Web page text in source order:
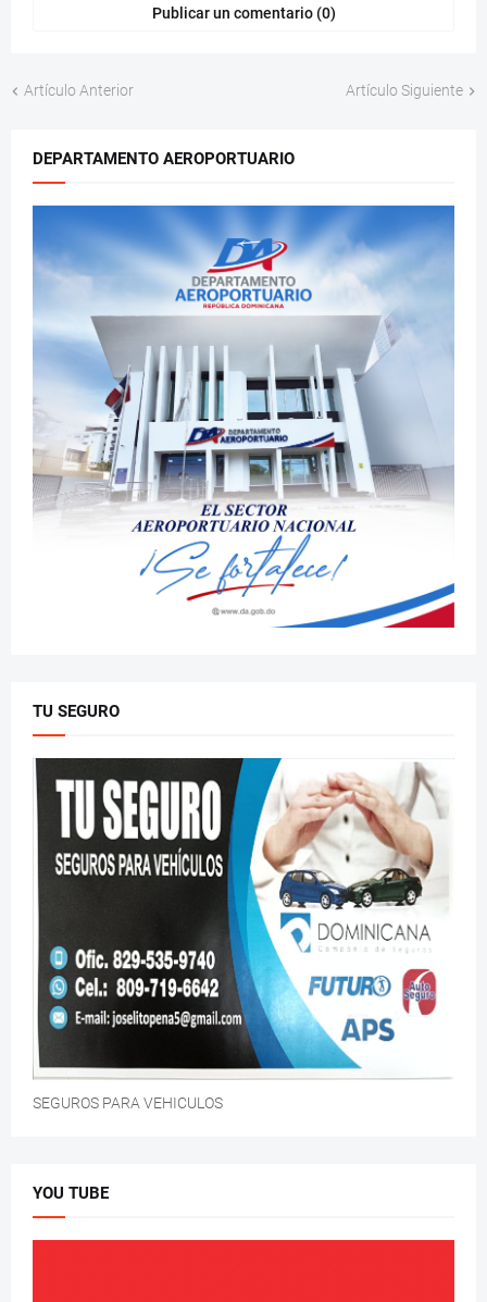
Publicar un comentario (0)
Artículo Anterior Artículo Siguiente
DEPARTAMENTO AEROPORTUARIO
TU SEGURO
SEGUROS PARA VEHICULOS
YOU TUBE